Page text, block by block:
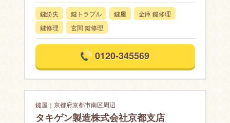
鍵紛失 鍵トラブル 鍵屋
金庫 鍵修理
鍵修理
玄関 鍵修理
0120-345569
鍵屋｜京都府京都市南区周辺
タキゲン製造株式会社京都支店